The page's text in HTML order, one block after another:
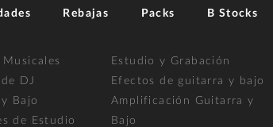
Rebajas Packs B Stocks
Musicales
DJ
Bajo
de Estudio
Estudio y Grabación
Efectos de guitarra y bajo
Amplificación Guitarra y
Bajo